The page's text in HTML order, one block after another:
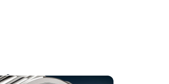
SIE AUCH INTERESSIEREN: